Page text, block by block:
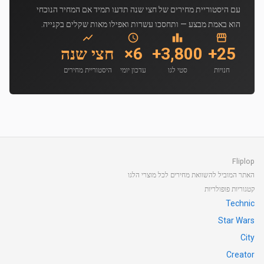
עם היסטוריית מחירים של חצי שנה תדעו תמיד אם המחיר הנוכחי
הוא באמת מבצע — ותחסכו עשרות ואפילו מאות שקלים בקנייה.
25+
חנויות
3,800+
סטי לגו
6×
עדכון יומי
חצי שנה
היסטוריית מחירים
Fliplop
האתר המוביל להשוואת מחירים לכל מוצרי הלגו
קטגוריות פופולריות
Technic
Star Wars
City
Creator